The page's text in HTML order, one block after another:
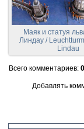
Маяк и статуя
Линдау /
Lindau
Всего комментариев: 0
Добавлять